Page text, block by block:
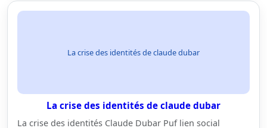
La crise des identités de claude dubar
La crise des identités de claude dubar
La crise des identités Claude Dubar Puf lien social